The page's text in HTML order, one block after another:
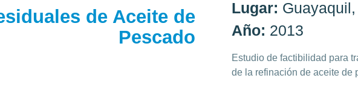
de Aceite de
Pescado
Lugar:
Año: 2013
Estudio de factibilidad para
de la refinación de aceite de